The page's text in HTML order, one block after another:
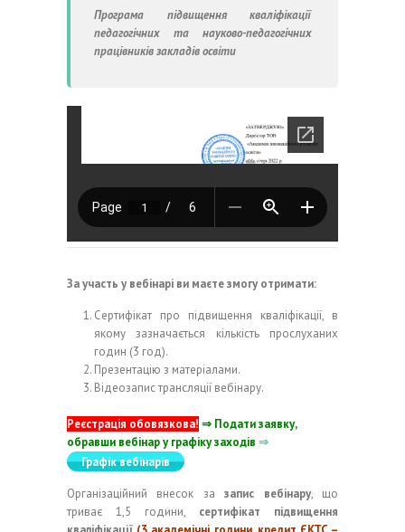
Програма підвищення кваліфікації
педагогічних та науково-педагогічних
працівників закладів освіти
За участь у вебінарі ви маєте змогу отримати:
Сертифікат про підвищення кваліфікації, в
якому зазначається кількість прослуханих
годин (3 год).
Презентацію з матеріалами.
Відеозапис трансляції вебінару.
Реєстрація обовязкова! ⇒ Подати заявку,
обравши вебінар у графіку заходів ⇒
Графік вебінарів
Організаційний внесок зазапис вебінару, що
триває 1,5 години, сертифікат підвищення